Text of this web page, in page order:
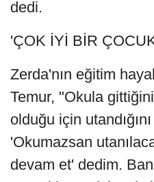
dedi.
'ÇOK İYİ BİR
Zerda'nın eğitim
Temur, "Okula
olduğu için
'Okumazsan
devam et' dedim.